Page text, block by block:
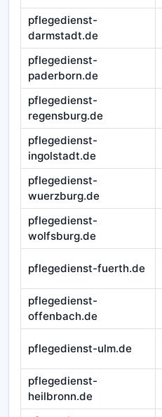
pflegedienst-
darmstadt.de
pflegedienst-
paderborn.de
pflegedienst-
regensburg.de
pflegedienst-
ingolstadt.de
pflegedienst-
wuerzburg.de
pflegedienst-
wolfsburg.de
pflegedienst-fuerth.de
pflegedienst-
offenbach.de
pflegedienst-ulm.de
pflegedienst-
heilbronn.de